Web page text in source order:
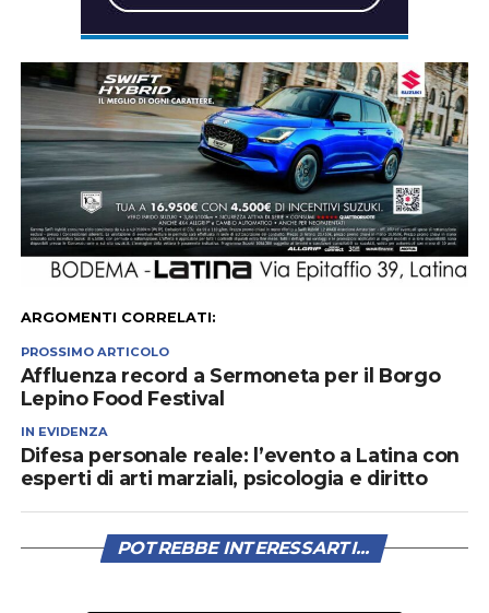
ARGOMENTI CORRELATI:
PROSSIMO ARTICOLO
Affluenza record a Sermoneta per il Borgo
Lepino Food Festival
IN EVIDENZA
Difesa personale reale: l’evento a Latina con
esperti di arti marziali, psicologia e diritto
POTREBBE INTERESSARTI...